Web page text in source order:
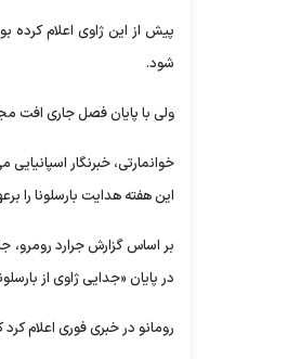
پیش از این ژاوی اعلام کرده
شود.
ولی با پایان فصل جاری افت
خوانمارتی، خبرنگار
این هفته هدایت بارسلونا را
بر اساس گزارش جرارد رومرو،
در پایان «جدایی ژاوی از
رومانو در خبری فوری اعلام